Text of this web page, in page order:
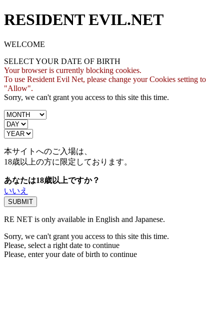
RESIDENT EVIL.NET
WELCOME
SELECT YOUR DATE OF BIRTH
Your browser is currently blocking cookies.
To use Resident Evil Net, please change your Cookies setting to
"Allow".
Sorry, we can't grant you access to this site this time.
本サイトへのご入場は、
18歳以上の方に限定しております。
あなたは18歳以上ですか？
いいえ
RE NET is only available in English and Japanese.
Sorry, we can't grant you access to this site this time.
Please, select a right date to continue
Please, enter your date of birth to continue